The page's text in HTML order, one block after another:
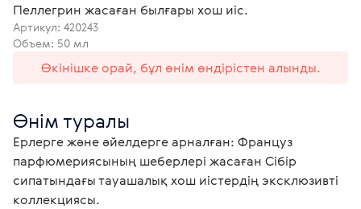
Пеллегрин жасаған былғары хош иіс.
Артикул: 420243
Объем: 50 мл
Өкінішке орай, бұл өнім өндірістен алынды.
Өнім туралы
Ерлерге және әйелдерге арналған: Француз
парфюмериясының шеберлері жасаған Сібір
сипатындағы тауашалық хош иістердің эксклюзивті
коллекциясы.